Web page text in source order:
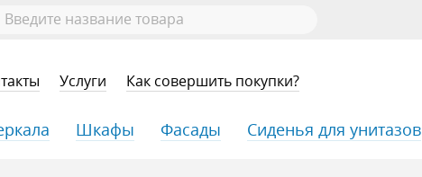
Услуги Как совершить покупки?
Шкафы Фасады Сиденья для унитазов